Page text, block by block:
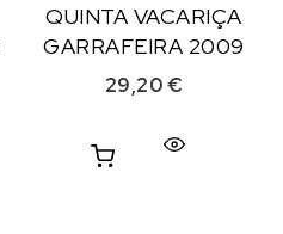
QUINTA VACARIÇA
GARRAFEIRA 2009
29,20€